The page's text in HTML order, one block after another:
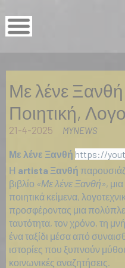
Με λένε Ξανθή
Ποιητική,
21-4-2025 MYNEWS
Με λένε Ξανθή https://
Η artista Ξανθή
βιβλίο «Με λένε Ξανθή»,
ποιητικά κείμενα,
προσφέροντας μια
ταυτότητα, τον χρόνο, τη
ένα ταξίδι μέσα από
ιστορίες που ξυπνούν
κοινωνικές αναζητήσεις.